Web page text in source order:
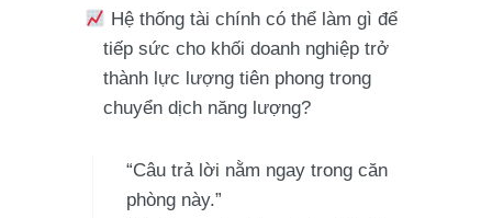
Hệ thống tài chính có thể làm gì để
tiếp sức cho khối doanh nghiệp trở
thành lực lượng tiên phong trong
chuyển dịch năng lượng?
“Câu trả lời nằm ngay trong căn
phòng này.”